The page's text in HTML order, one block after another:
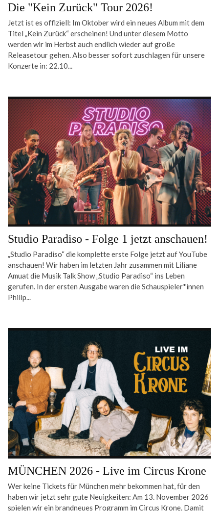
Die "Kein Zurück" Tour 2026!
Jetzt ist es offiziell: Im Oktober wird ein neues Album mit dem
Titel „Kein Zurück“ erscheinen! Und unter diesem Motto
werden wir im Herbst auch endlich wieder auf große
Releasetour gehen. Also besser sofort zuschlagen für unsere
Konzerte in: 22.10...
Studio Paradiso - Folge 1 jetzt anschauen!
„Studio Paradiso“ die komplette erste Folge jetzt auf YouTube
anschauen! Wir haben im letzten Jahr zusammen mit Liliane
Amuat die Musik Talk Show „Studio Paradiso“ ins Leben
gerufen. In der ersten Ausgabe waren die Schauspieler*innen
Philip...
MÜNCHEN 2026 - Live im Circus Krone
Wer keine Tickets für München mehr bekommen hat, für den
haben wir jetzt sehr gute Neuigkeiten: Am 13. November 2026
spielen wir ein brandneues Programm im Circus Krone. Damit